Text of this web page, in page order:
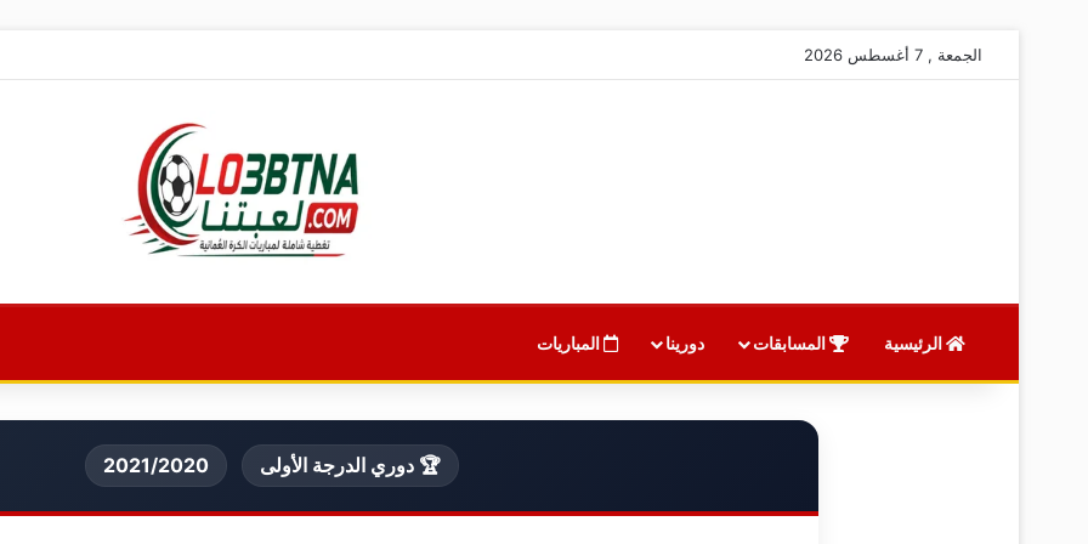
الجمعة , 7 أغسطس 2026
الرئيسية المسابقات دورينا المباريات
🏆 دوري الدرجة الأولى 2021/2020